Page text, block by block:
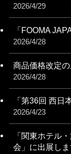
2026/4/29
「FOOMA
2026/4/28
商品価格改定の
2026/4/28
「第36回 西日
2026/4/23
「関東ホテル
会」に出展し